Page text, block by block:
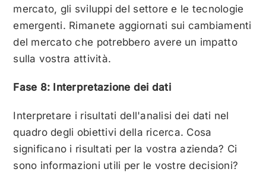
mercato, gli sviluppi del settore e le tecnologie
emergenti. Rimanete aggiornati sui cambiamenti
del mercato che potrebbero avere un impatto
sulla vostra attività.
Fase 8: Interpretazione dei dati
Interpretare i risultati dell'analisi dei dati nel
quadro degli obiettivi della ricerca. Cosa
significano i risultati per la vostra azienda? Ci
sono informazioni utili per le vostre decisioni?